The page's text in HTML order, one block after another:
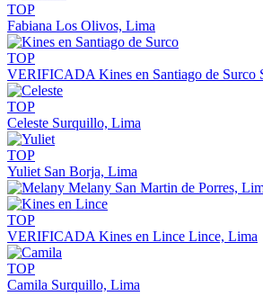
TOP
Fabiana Los Olivos, Lima
TOP
VERIFICADA Kines en Santiago de Surco
TOP
Celeste Surquillo, Lima
TOP
Yuliet San Borja, Lima
Melany San Martin de Porres,
TOP
VERIFICADA Kines en Lince Lince, Lima
TOP
Camila Surquillo, Lima